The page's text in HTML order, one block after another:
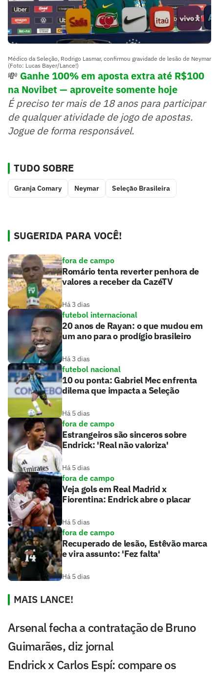
Médico da Seleção, Rodrigo Lasmar, confirmou gravidade de lesão de Neymar
(Foto: Lucas Bayer/Lance!)
💸 Ganhe 100% em aposta extra até R$100
na Novibet — aproveite somente hoje
É preciso ter mais de 18 anos para participar
de qualquer atividade de jogo de apostas.
Jogue de forma responsável.
TUDO SOBRE
Granja Comary Neymar Seleção Brasileira
SUGERIDA PARA VOCÊ!
fora de campo
Romário tenta reverter penhora de
valores a receber da CazéTV
Há 3 dias
futebol internacional
20 anos de Rayan: o que mudou em
um ano para o prodígio brasileiro
Há 3 dias
futebol nacional
10 ou ponta: Gabriel Mec enfrenta
dilema que impacta a Seleção
Há 5 dias
fora de campo
Estrangeiros são sinceros sobre
Endrick: 'Real não valoriza'
Há 5 dias
fora de campo
Veja gols em Real Madrid x
Fiorentina: Endrick abre o placar
Há 5 dias
fora de campo
Recuperado de lesão, Estêvão marca
e vira assunto: 'Fez falta'
Há 5 dias
MAIS LANCE!
Arsenal fecha a contratação de Bruno
Guimarães, diz jornal
Endrick x Carlos Espí: compare os